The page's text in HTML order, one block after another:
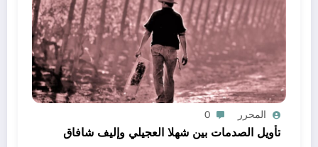
المحرر 0
تأويل الصدمات بين شهلا العجيلي وإليف شافاق